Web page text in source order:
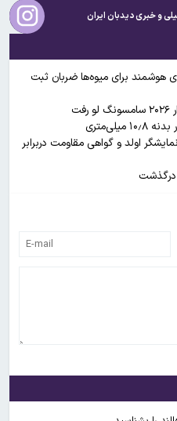
و خبریدیدبان ایران
هوشمند برای میوه‌ها ضربان ثبت
اولد و گواهی مقاومت دربرابر
درگذشت